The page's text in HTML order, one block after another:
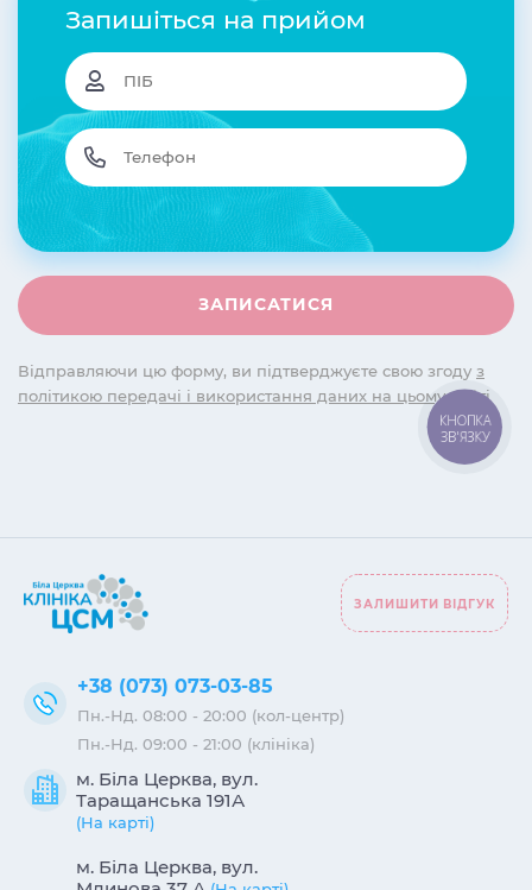
Запишіться на прийом
Відправляючи цю форму, ви підтверджуєте свою згоду з
політикою передачі і використання даних на цьому сайті
м. Біла Церква, вул.
Таращанська 191А
(На карті)
м. Біла Церква, вул.
+38 (073) 073-03-85
Пн.-Нд. 08:00 - 20:00 (кол-центр)
Пн.-Нд. 09:00 - 21:00 (клініка)
ЗАЛИШИТИ ВІДГУК
КНОПКА
ЗВ'ЯЗКУ